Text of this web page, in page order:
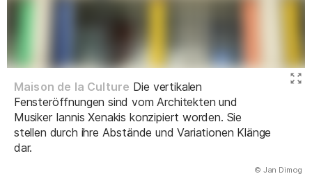
Maison de la Culture Die vertikalen
Fensteröffnungen sind vom Architekten und
Musiker Iannis Xenakis konzipiert worden. Sie
stellen durch ihre Abstände und Variationen Klänge
dar.
© Jan Dimog